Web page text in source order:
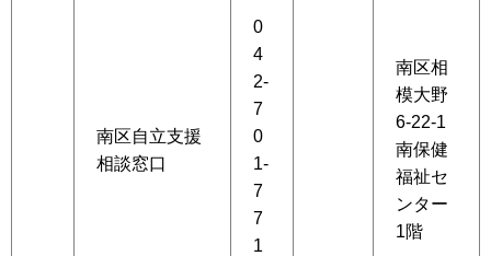
南区自立支援
相談窓口
0
4
2-
7
0
1-
7
7
1
南区相
模大野
6-22-1
南保健
福祉セ
ンター
1階